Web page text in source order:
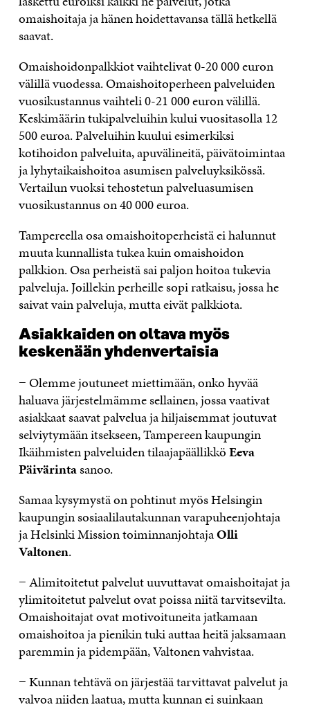
omaishoitaja ja hänen hoidettavansa tällä hetkellä
saavat.
Omaishoidonpalkkiot vaihtelivat 0-20 000 euron
välillä vuodessa. Omaishoitoperheen palveluiden
vuosikustannus vaihteli 0-21 000 euron välillä.
Keskimäärin tukipalveluihin kului vuositasolla 12
500 euroa. Palveluihin kuului esimerkiksi
kotihoidon palveluita, apuvälineitä, päivätoimintaa
ja lyhytaikaishoitoa asumisen palveluyksikössä.
Vertailun vuoksi tehostetun palveluasumisen
vuosikustannus on 40 000 euroa.
Tampereella osa omaishoitoperheistä ei halunnut
muuta kunnallista tukea kuin omaishoidon
palkkion. Osa perheistä sai paljon hoitoa tukevia
palveluja. Joillekin perheille sopi ratkaisu, jossa he
saivat vain palveluja, mutta eivät palkkiota.
Asiakkaiden on oltava myös
keskenään yhdenvertaisia
− Olemme joutuneet miettimään, onko hyvää
haluava järjestelmämme sellainen, jossa vaativat
asiakkaat saavat palvelua ja hiljaisemmat joutuvat
selviytymään itsekseen, Tampereen kaupungin
Ikäihmisten palveluiden tilaajapäällikköEeva
Päivärintasanoo.
Samaa kysymystä on pohtinut myös Helsingin
kaupungin sosiaalilautakunnan varapuheenjohtaja
ja Helsinki Mission toiminnanjohtajaOlli
Valtonen.
− Alimitoitetut palvelut uuvuttavat omaishoitajat ja
ylimitoitetut palvelut ovat poissa niitä tarvitsevilta.
Omaishoitajat ovat motivoituneita jatkamaan
omaishoitoa ja pienikin tuki auttaa heitä jaksamaan
paremmin ja pidempään, Valtonen vahvistaa.
− Kunnan tehtävä on järjestää tarvittavat palvelut ja
valvoa niiden laatua, mutta kunnan ei suinkaan